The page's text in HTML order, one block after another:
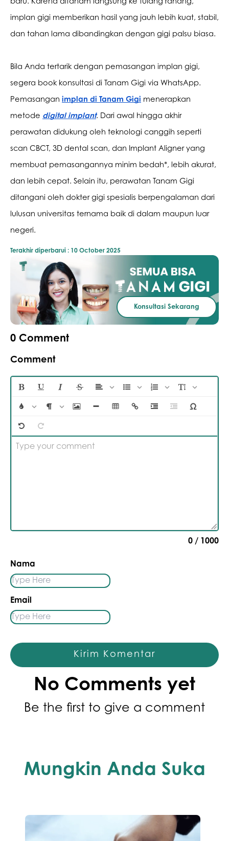
baru. Karena ditanam langsung ke tulang rahang,
implan gigi memberikan hasil yang jauh lebih kuat, stabil,
dan tahan lama dibandingkan dengan gigi palsu biasa.
Bila Anda tertarik dengan pemasangan implan gigi,
segera book konsultasi di Tanam Gigi via WhatsApp.
Pemasangan implan di Tanam Gigi menerapkan
metode digital implant. Dari awal hingga akhir
perawatan didukung oleh teknologi canggih seperti
scan CBCT, 3D dental scan, dan Implant Aligner yang
membuat pemasangannya minim bedah*, lebih akurat,
dan lebih cepat. Selain itu, perawatan Tanam Gigi
ditangani oleh dokter gigi spesialis berpengalaman dari
lulusan universitas ternama baik di dalam maupun luar
negeri.
Terakhir diperbarui : 10 October 2025
Konsultasi Sekarang
0 Comment
Comment
Type your comment
0 / 1000
Nama
Email
Kirim Komentar
No Comments yet
Be the first to give a comment
Mungkin Anda Suka